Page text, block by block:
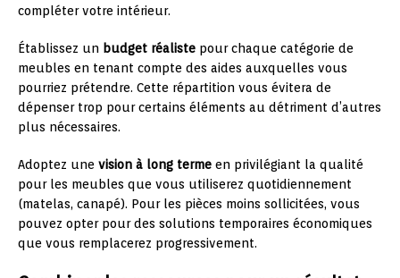
compléter votre intérieur.
Établissez un budget réaliste pour chaque catégorie de
meubles en tenant compte des aides auxquelles vous
pourriez prétendre. Cette répartition vous évitera de
dépenser trop pour certains éléments au détriment d’autres
plus nécessaires.
Adoptez une vision à long terme en privilégiant la qualité
pour les meubles que vous utiliserez quotidiennement
(matelas, canapé). Pour les pièces moins sollicitées, vous
pouvez opter pour des solutions temporaires économiques
que vous remplacerez progressivement.